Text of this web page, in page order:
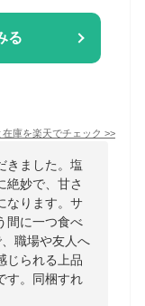
る
在庫を楽天でチェック >>
きました。塩
絶妙で、甘さ
なります。サ
間に一つ食べ
職場や友人へ
じられる上品
す。同梱すれ